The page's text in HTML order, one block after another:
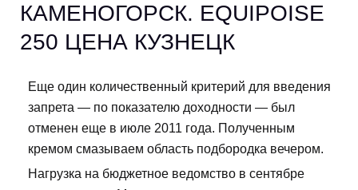
КАМЕНОГОРСК. EQUIPOISE
250 ЦЕНА КУЗНЕЦК
Еще один количественный критерий для введения
запрета — по показателю доходности — был
отменен еще в июле 2011 года. Полученным
кремом смазываем область подбородка вечером.
Нагрузка на бюджетное ведомство в сентябре